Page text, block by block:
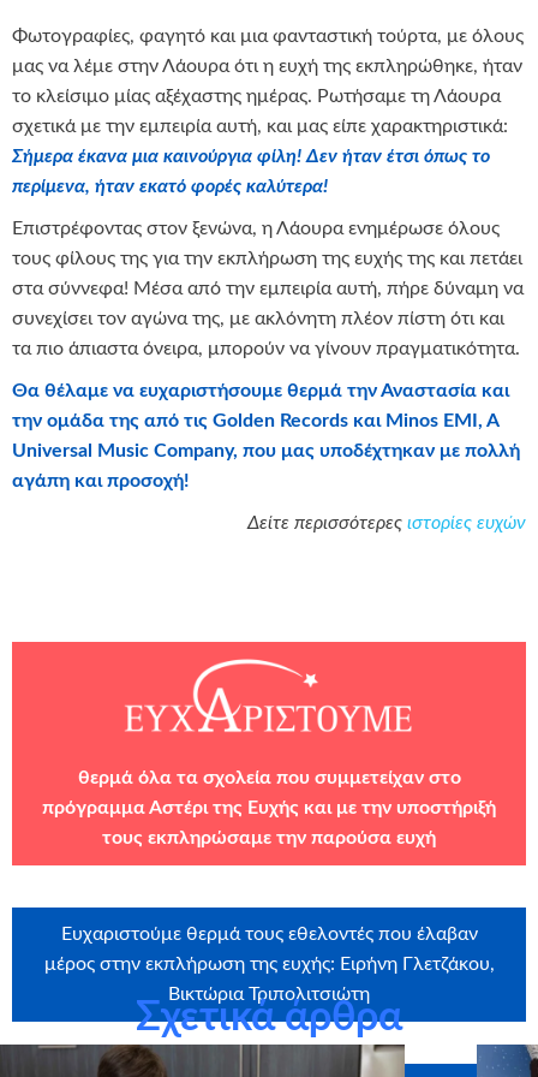
Φωτογραφίες, φαγητό και μια φανταστική τούρτα, με όλους
μας να λέμε στην Λάουρα ότι η ευχή της εκπληρώθηκε, ήταν
το κλείσιμο μίας αξέχαστης ημέρας. Ρωτήσαμε τη Λάουρα
σχετικά με την εμπειρία αυτή, και μας είπε χαρακτηριστικά:
Σήμερα έκανα μια καινούργια φίλη! Δεν ήταν έτσι όπως το
περίμενα, ήταν εκατό φορές καλύτερα!
Επιστρέφοντας στον ξενώνα, η Λάουρα ενημέρωσε όλους
τους φίλους της για την εκπλήρωση της ευχής της και πετάει
στα σύννεφα! Μέσα από την εμπειρία αυτή, πήρε δύναμη να
συνεχίσει τον αγώνα της, με ακλόνητη πλέον πίστη ότι και
τα πιο άπιαστα όνειρα, μπορούν να γίνουν πραγματικότητα.
Θα θέλαμε να ευχαριστήσουμε θερμά την Αναστασία και
την ομάδα της από τις Golden Records και Minos EMI, A
Universal Music Company, που μας υποδέχτηκαν με πολλή
αγάπη και προσοχή!
Δείτε περισσότερες ιστορίες ευχών
θερμά όλα τα σχολεία που συμμετείχαν στο
πρόγραμμα Αστέρι της Ευχής και με την υποστήριξή
τους εκπληρώσαμε την παρούσα ευχή
Ευχαριστούμε θερμά τους εθελοντές που έλαβαν
μέρος στην εκπλήρωση της ευχής: Ειρήνη Γλετζάκου,
Βικτώρια Τριπολιτσιώτη
Σχετικά άρθρα